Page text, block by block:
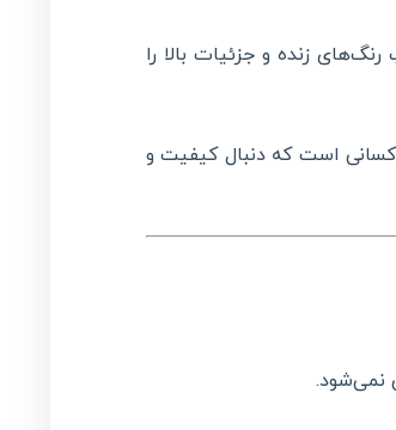
زنده و جزئیات بالا را
کسانی است که دنبال کیفیت و